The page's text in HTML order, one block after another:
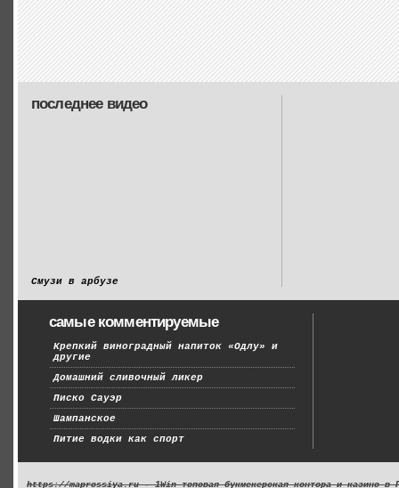
последнее видео
Смузи в арбузе
самые комментируемые
Крепкий виноградный напиток «Одлу» и
другие
Домашний сливочный ликер
Писко Сауэр
Шампанское
Питие водки как спорт
https://maprossiya.ru - 1Win топовая букмекерская контора и казино в